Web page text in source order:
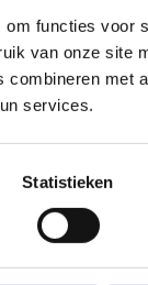
functies voor
van onze site
met
services.
Statistieken
– Tel Aviv –